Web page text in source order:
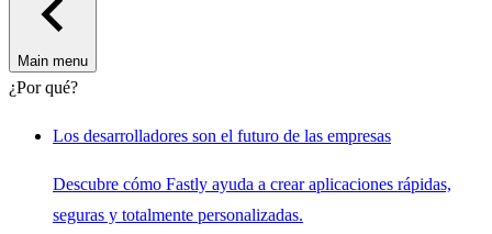
Main menu
¿Por qué?
Los desarrolladores son el futuro de las empresas
Descubre cómo Fastly ayuda a crear aplicaciones rápidas,
seguras y totalmente personalizadas.